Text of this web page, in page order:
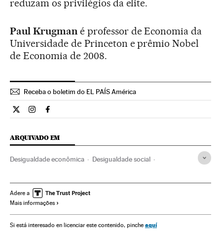
reduzam os privilégios da elite.
Paul Krugman é professor de Economia da
Universidade de Princeton e prêmio Nobel
de Economia de 2008.
Receba o boletim do EL PAÍS América
Opiniao El País Brasil en Twitter
Opiniao El País Brasil en Instagram
Opiniao El País Brasil en Facebook
ARQUIVADO EM
Desigualdade econômica Desigualdade social
Sociedade
Adere a
Mais informações
Si está interesado en licenciar este contenido, pinche aquí